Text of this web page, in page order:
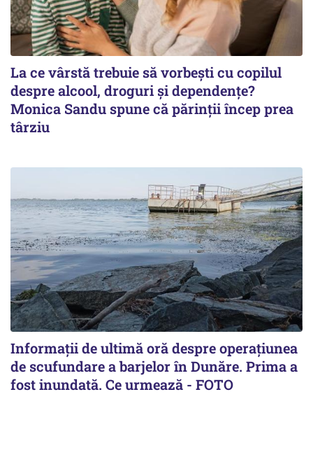
La ce vârstă trebuie să vorbești cu copilul
despre alcool, droguri și dependențe?
Monica Sandu spune că părinții încep prea
târziu
Informații de ultimă oră despre operațiunea
de scufundare a barjelor în Dunăre. Prima a
fost inundată. Ce urmează - FOTO